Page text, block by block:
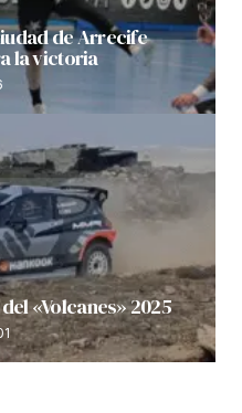
de Arrecife
la victoria
«Volcanes» 2025